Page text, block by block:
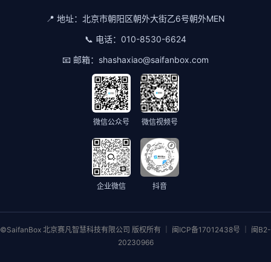
📍 地址： 北京市朝阳区朝外大街乙6号朝外MEN
📞 电话： 010-8530-6624
📧 邮箱： shashaxiao@saifanbox.com
微信公众号 微信视频号
企业微信 抖音
©SaifanBox 北京赛凡智慧科技有限公司 版权所有 ｜ 闽ICP备17012438号 ｜ 闽B2-
20230966